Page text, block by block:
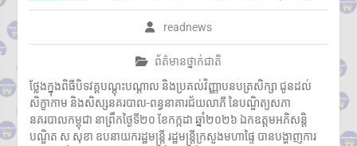
readnews
ព័ត៌មានថ្នាក់ជាតិ
ថ្លែងក្នុងពិធីបិទវគ្គបណ្តុះបណ្តាល និងប្រគល់វិញ្ញាបនបត្រសិក្សា ជូនដល់
សិក្ខាកាម និងសិស្សនគរបាល-ពន្ធនាគារជ័យលាភី នៃបណ្ឌិត្យសភា
នគរបាលកម្ពុជា នាព្រឹកថ្ងៃទី២០ ខែកក្កដា ឆ្នាំ២០២៦ ឯកឧត្តមអភិសន្តិ
បណ្ឌិត ស សុខា ឧបនាយករដ្ឋមន្ត្រី រដ្ឋមន្ត្រីក្រសួងមហាផ្ទៃ បានបង្ហាញការ